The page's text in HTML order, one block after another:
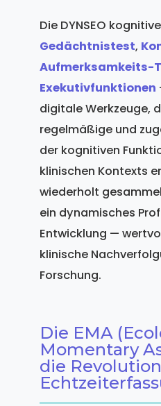
Die DYNSEO
Gedächtnistest,
Aufmerksamkeits-
Exekutivfunktionen
digitale Werkzeuge,
regelmäßige und
der kognitiven
klinischen Kontexts
wiederholt
ein dynamisches
Entwicklung —
klinische
Forschung.
Die EMA
Momentary
die